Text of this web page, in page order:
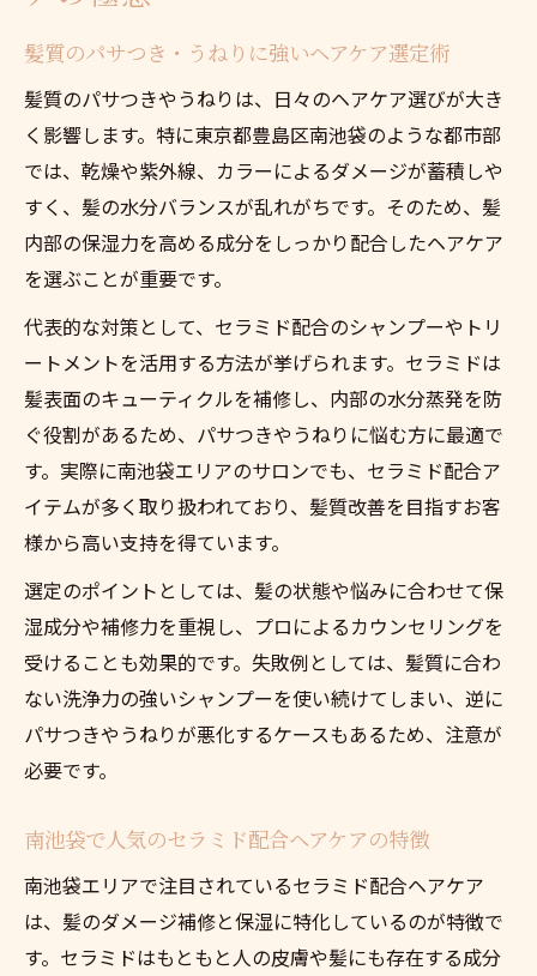
髪質のパサつき・うねりに強いヘアケア選定術
髪質のパサつきやうねりは、日々のヘアケア選びが大き
く影響します。特に東京都豊島区南池袋のような都市部
では、乾燥や紫外線、カラーによるダメージが蓄積しや
すく、髪の水分バランスが乱れがちです。そのため、髪
内部の保湿力を高める成分をしっかり配合したヘアケア
を選ぶことが重要です。
代表的な対策として、セラミド配合のシャンプーやトリ
ートメントを活用する方法が挙げられます。セラミドは
髪表面のキューティクルを補修し、内部の水分蒸発を防
ぐ役割があるため、パサつきやうねりに悩む方に最適で
す。実際に南池袋エリアのサロンでも、セラミド配合ア
イテムが多く取り扱われており、髪質改善を目指すお客
様から高い支持を得ています。
選定のポイントとしては、髪の状態や悩みに合わせて保
湿成分や補修力を重視し、プロによるカウンセリングを
受けることも効果的です。失敗例としては、髪質に合わ
ない洗浄力の強いシャンプーを使い続けてしまい、逆に
パサつきやうねりが悪化するケースもあるため、注意が
必要です。
南池袋で人気のセラミド配合ヘアケアの特徴
南池袋エリアで注目されているセラミド配合ヘアケア
は、髪のダメージ補修と保湿に特化しているのが特徴で
す。セラミドはもともと人の皮膚や髪にも存在する成分